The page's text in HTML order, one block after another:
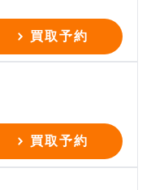
買取予約
買取予約